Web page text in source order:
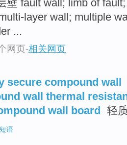
壁 fault wall; limb of
layer wall; multiple
...
网页-相关网页
secure compound wall
wall thermal
wall board 轻
语